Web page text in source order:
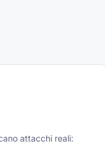
attacchi reali: